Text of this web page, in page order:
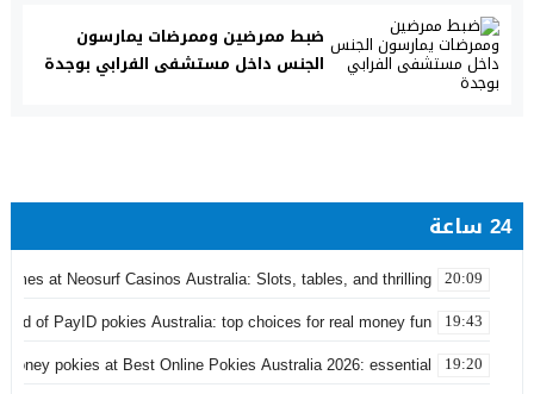
ضبط ممرضين وممرضات يمارسون
الجنس داخل مستشفى الفرابي بوجدة
24 ساعة
20:09
at Neosurf Casinos Australia: Slots, tables, and thrilling
19:43
of PayID pokies Australia: top choices for real money fun
19:20
pokies at Best Online Pokies Australia 2026: essential